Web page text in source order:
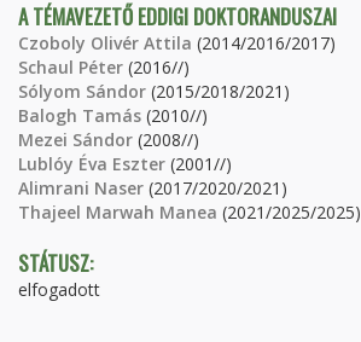
A TÉMAVEZETŐ EDDIGI DOKTORANDUSZAI
Czoboly Olivér Attila (2014/2016/2017)
Schaul Péter (2016//)
Sólyom Sándor (2015/2018/2021)
Balogh Tamás (2010//)
Mezei Sándor (2008//)
Lublóy Éva Eszter (2001//)
Alimrani Naser (2017/2020/2021)
Thajeel Marwah Manea (2021/2025/2025)
STÁTUSZ:
elfogadott